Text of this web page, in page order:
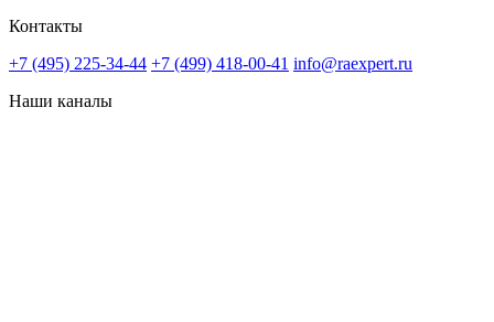
Контакты
+7 (495) 225-34-44 +7 (499) 418-00-41 info@raexpert.ru
Наши каналы